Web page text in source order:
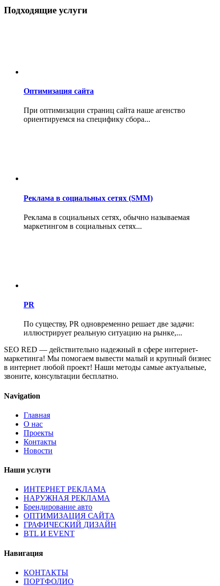
Подходящие услуги
Оптимизация сайта
При оптимизации страниц сайта наше агенство
ориентируемся на специфику сбора...
Реклама в социальных сетях (SMM)
Реклама в социальных сетях, обычно называемая
маркетингом в социальных сетях...
PR
По существу, PR одновременно решает две задачи:
иллюстрирует реальную ситуацию на рынке,...
SEO RED — действительно надежный в сфере интернет-
маркетинга! Мы помогаем вывести малый и крупный бизнес
в интернет любой проект! Наши методы самые актуальные,
звоните, консультации бесплатно.
Navigation
Главная
О нас
Проекты
Контакты
Новости
Наши услуги
ИНТЕРНЕТ РЕКЛАМА
НАРУЖНАЯ РЕКЛАМА
Брендирование авто
ОПТИМИЗАЦИЯ САЙТА
ГРАФИЧЕСКИЙ ДИЗАЙН
BTL И EVENT
Навигация
КОНТАКТЫ
ПОРТФОЛИО